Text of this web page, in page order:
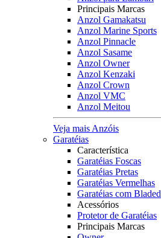
Principais Marcas
Anzol Gamakatsu
Anzol Marine Sports
Anzol Pinnacle
Anzol Sasame
Anzol Owner
Anzol Kenzaki
Anzol Crown
Anzol VMC
Anzol Meitou
Veja mais Anzóis
Garatéias
Característica
Garatéias Foscas
Garatéias Pretas
Garatéias Vermelhas
Garatéias com Bladed
Acessórios
Protetor de Garatéias
Principais Marcas